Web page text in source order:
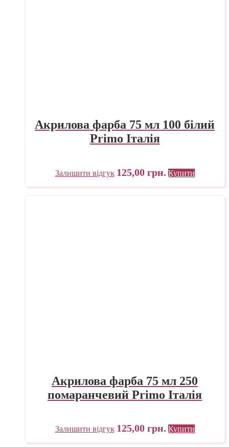
Акрилова фарба 75 мл 100 білий
Primo Італія
Залишити відгук 125,00 грн. Купити
Акрилова фарба 75 мл 250
помаранчевий Primo Італія
Залишити відгук 125,00 грн. Купити